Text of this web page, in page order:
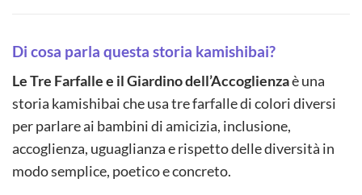
Di cosa parla questa storia kamishibai?
Le Tre Farfalle e il Giardino dell’Accoglienzaè una
storia kamishibai che usa tre farfalle di colori diversi
per parlare ai bambini di amicizia, inclusione,
accoglienza, uguaglianza e rispetto delle diversità in
modo semplice, poetico e concreto.